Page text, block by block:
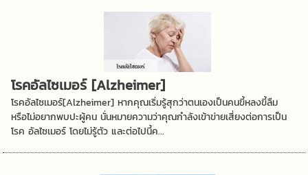
โรคอัลไซเมอร์ [Alzheimer]
โรคอัลไซเมอร์[Alzheimer] หากคุณเริ่มรู้สุกว่าตนเองเป็นคนขี้หลงขี้ลืม
หรือไม่อยากพบปะผู้คน นั่นหมายความว่าคุณกำลังเข้าข่ายเสี่ยงต่อการเป็น
โรค อัลไซเมอร์ โดยไม่รู้ตัว และต่อไปนี้ค...